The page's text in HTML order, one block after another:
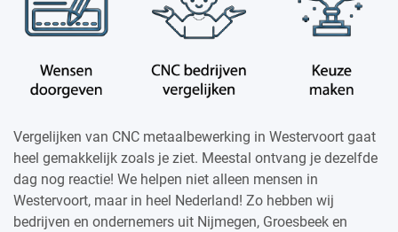
Vergelijken van CNC metaalbewerking in Westervoort gaat
heel gemakkelijk zoals je ziet. Meestal ontvang je dezelfde
dag nog reactie! We helpen niet alleen mensen in
Westervoort, maar in heel Nederland! Zo hebben wij
bedrijven en ondernemers uit Nijmegen, Groesbeek en